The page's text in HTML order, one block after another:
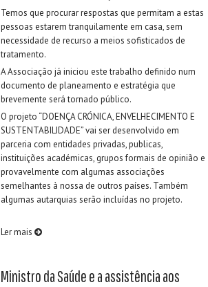
Temos que procurar respostas que permitam a estas
pessoas estarem tranquilamente em casa, sem
necessidade de recurso a meios sofisticados de
tratamento.
A Associação já iniciou este trabalho definido num
documento de planeamento e estratégia que
brevemente será tornado público.
O projeto “DOENÇA CRÓNICA, ENVELHECIMENTO E
SUSTENTABILIDADE” vai ser desenvolvido em
parceria com entidades privadas, publicas,
instituições académicas, grupos formais de opinião e
provavelmente com algumas associações
semelhantes à nossa de outros países. Também
algumas autarquias serão incluídas no projeto.
Ler mais
Ministro da Saúde e a assistência aos